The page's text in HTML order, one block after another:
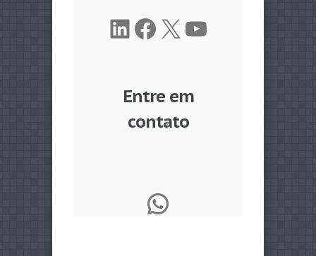
LinkedIn
Facebook
X Youtube
Entre em
contato
WhatsApp